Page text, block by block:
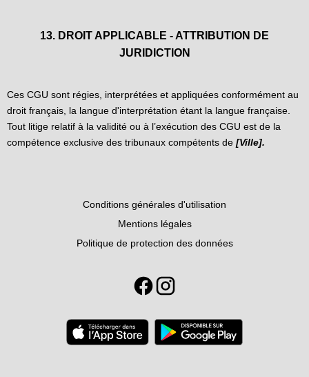
13. DROIT APPLICABLE - ATTRIBUTION DE
JURIDICTION
Ces CGU sont régies, interprétées et appliquées conformément au
droit français, la langue d'interprétation étant la langue française.
Tout litige relatif à la validité ou à l’exécution des CGU est de la
compétence exclusive des tribunaux compétents de [Ville].
Conditions générales d'utilisation
Mentions légales
Politique de protection des données